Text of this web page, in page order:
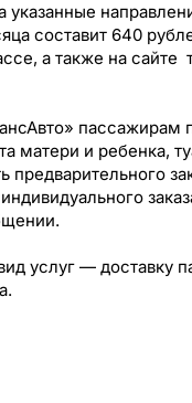
указанные
составит 640
а также на сайте
пассажирам
матери и ребенка,
предварительного
услуг — доставку